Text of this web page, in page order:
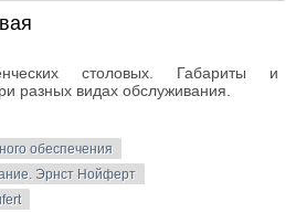
столовых. Габариты и
разных видах обслуживания.
обеспечения
Эрнст Нойферт